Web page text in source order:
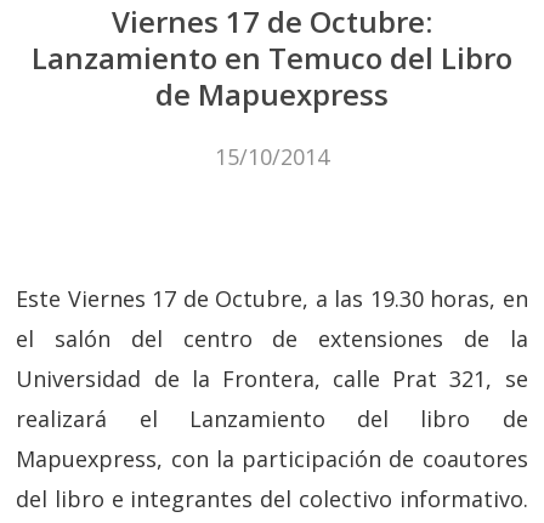
Viernes 17 de Octubre:
Lanzamiento en Temuco del Libro
de Mapuexpress
15/10/2014
Este Viernes 17 de Octubre, a las 19.30 horas, en
el salón del centro de extensiones de la
Universidad de la Frontera, calle Prat 321, se
realizará el Lanzamiento del libro de
Mapuexpress, con la participación de coautores
del libro e integrantes del colectivo informativo.